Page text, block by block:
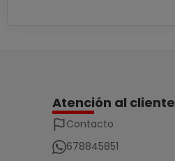
Atención al cliente
Contacto
678845851